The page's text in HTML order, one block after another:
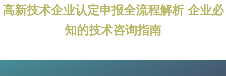
高新技术企业认定申报全流程解析 企业必
知的技术咨询指南